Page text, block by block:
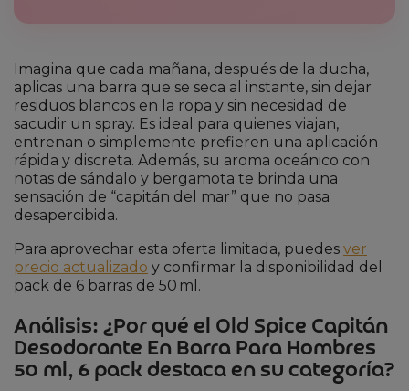
Imagina que cada mañana, después de la ducha,
aplicas una barra que se seca al instante, sin dejar
residuos blancos en la ropa y sin necesidad de
sacudir un spray. Es ideal para quienes viajan,
entrenan o simplemente prefieren una aplicación
rápida y discreta. Además, su aroma oceánico con
notas de sándalo y bergamota te brinda una
sensación de “capitán del mar” que no pasa
desapercibida.
Para aprovechar esta oferta limitada, puedes ver
precio actualizado y confirmar la disponibilidad del
pack de 6 barras de 50 ml.
Análisis: ¿Por qué el Old Spice Capitán
Desodorante En Barra Para Hombres
50 ml, 6 pack destaca en su categoría?